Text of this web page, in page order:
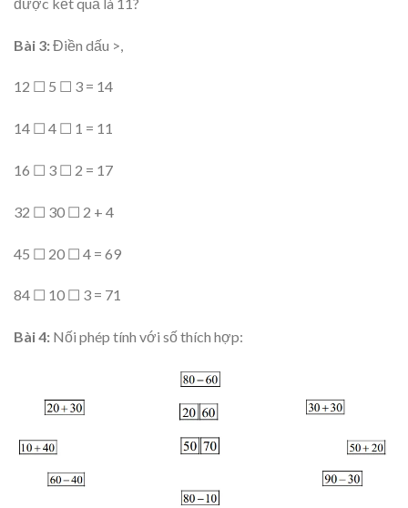
Bài 3:Điền dấu >,
12 ☐ 5 ☐ 3 = 14
14 ☐ 4 ☐ 1 = 11
16 ☐ 3 ☐ 2 = 17
32 ☐ 30 ☐ 2 + 4
45 ☐ 20 ☐ 4 = 69
84 ☐ 10 ☐ 3 = 71
Bài 4: Nối phép tính với số thích hợp: